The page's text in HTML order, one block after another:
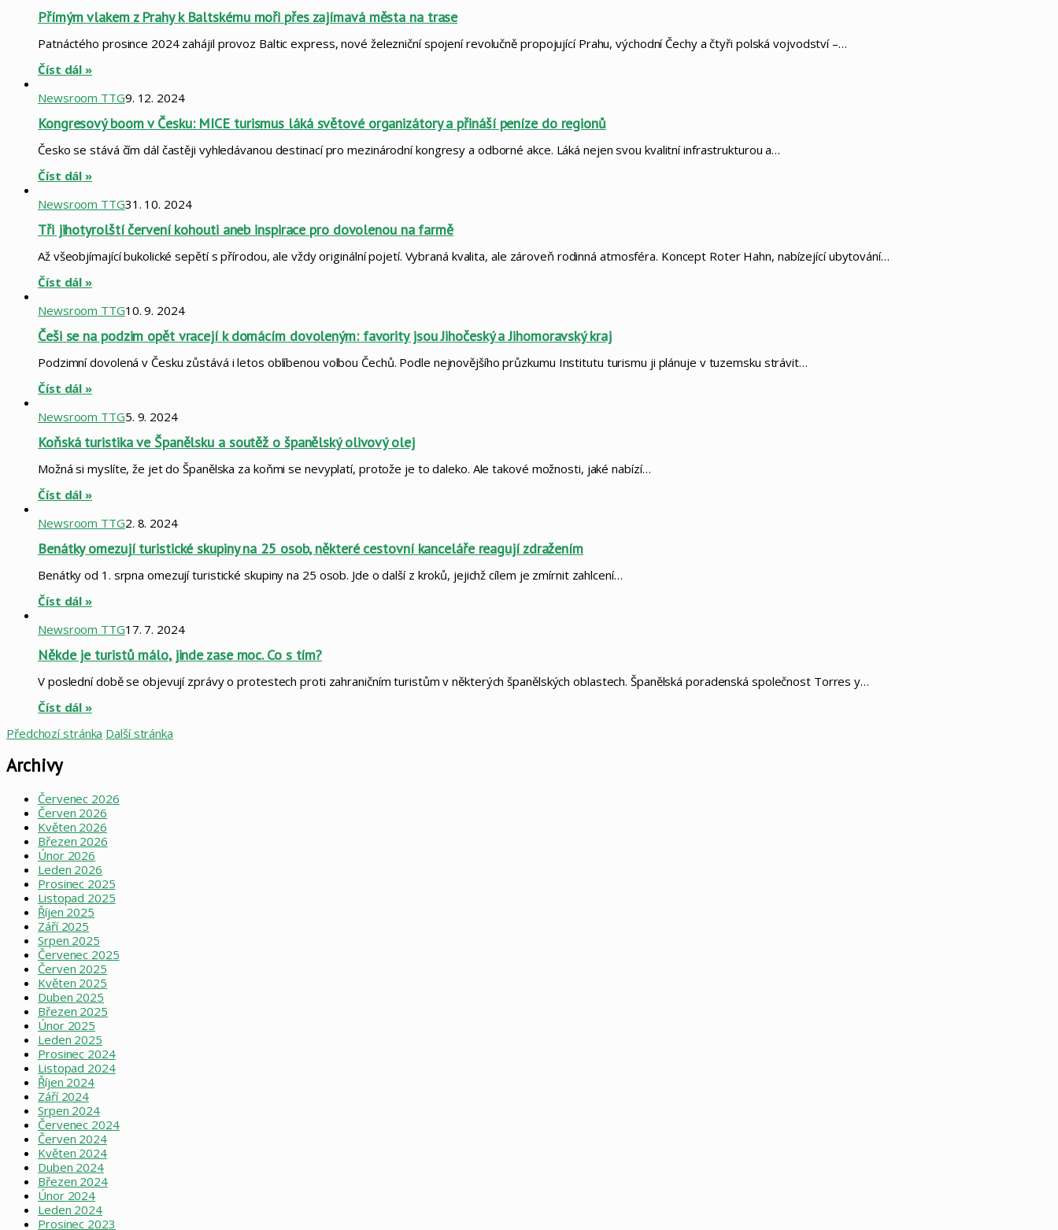
Přímým vlakem z Prahy k Baltskému moři přes zajímavá města na trase
Patnáctého prosince 2024 zahájil provoz Baltic express, nové železniční spojení revolučně propojující Prahu, východní Čechy a čtyři polská vojvodství –…
Číst dál »
Newsroom TTG9. 12. 2024
Kongresový boom v Česku: MICE turismus láká světové organizátory a přináší peníze do regionů
Česko se stává čím dál častěji vyhledávanou destinací pro mezinárodní kongresy a odborné akce. Láká nejen svou kvalitní infrastrukturou a…
Číst dál »
Newsroom TTG31. 10. 2024
Tři jihotyrolští červení kohouti aneb inspirace pro dovolenou na farmě
Až všeobjímající bukolické sepětí s přírodou, ale vždy originální pojetí. Vybraná kvalita, ale zároveň rodinná atmosféra. Koncept Roter Hahn, nabízející ubytování…
Číst dál »
Newsroom TTG10. 9. 2024
Češi se na podzim opět vracejí k domácím dovoleným: favority jsou Jihočeský a Jihomoravský kraj
Podzimní dovolená v Česku zůstává i letos oblíbenou volbou Čechů. Podle nejnovějšího průzkumu Institutu turismu ji plánuje v tuzemsku strávit…
Číst dál »
Newsroom TTG5. 9. 2024
Koňská turistika ve Španělsku a soutěž o španělský olivový olej
Možná si myslíte, že jet do Španělska za koňmi se nevyplatí, protože je to daleko. Ale takové možnosti, jaké nabízí…
Číst dál »
Newsroom TTG2. 8. 2024
Benátky omezují turistické skupiny na 25 osob, některé cestovní kanceláře reagují zdražením
Benátky od 1. srpna omezují turistické skupiny na 25 osob. Jde o další z kroků, jejichž cílem je zmírnit zahlcení…
Číst dál »
Newsroom TTG17. 7. 2024
Někde je turistů málo, jinde zase moc. Co s tím?
V poslední době se objevují zprávy o protestech proti zahraničním turistům v některých španělských oblastech. Španělská poradenská společnost Torres y…
Číst dál »
Předchozí stránka Další stránka
Archivy
Červenec 2026
Červen 2026
Květen 2026
Březen 2026
Únor 2026
Leden 2026
Prosinec 2025
Listopad 2025
Říjen 2025
Září 2025
Srpen 2025
Červenec 2025
Červen 2025
Květen 2025
Duben 2025
Březen 2025
Únor 2025
Leden 2025
Prosinec 2024
Listopad 2024
Říjen 2024
Září 2024
Srpen 2024
Červenec 2024
Červen 2024
Květen 2024
Duben 2024
Březen 2024
Únor 2024
Leden 2024
Prosinec 2023